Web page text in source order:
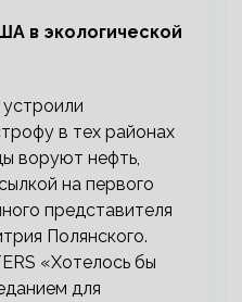
в экологической
в тех районах
воруют нефть,
на первого
представителя
Полянского.
«Хотелось бы
для